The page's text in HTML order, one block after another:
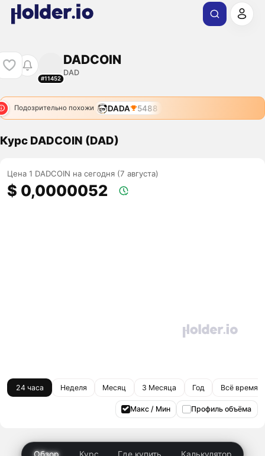
#11452
DADCOIN
DAD
Подозрительно похожи DADA 5488
Курс DADCOIN (DAD)
Цена 1 DADCOIN на сегодня (7 августа)
$ 0,0000052
24 часа Неделя Месяц 3 Месяца Год Всё время
Макс / Мин Профиль объёма